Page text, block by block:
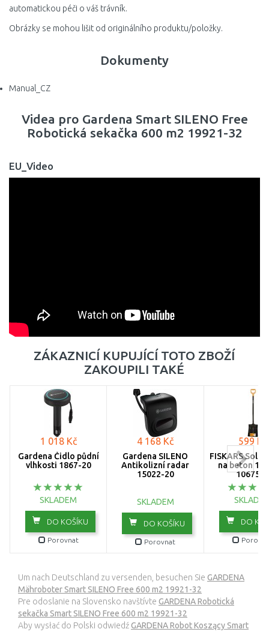
automatickou péči o váš trávník.
Obrázky se mohou lišit od originálního produktu/položky.
Dokumenty
Manual_CZ
Videa pro Gardena Smart SILENO Free
Robotická sekačka 600 m2 19921-32
EU_Video
ZÁKAZNICÍ KUPUJÍCÍ TOTO ZBOŽÍ
ZAKOUPILI TAKÉ
1 018 Kč
Gardena Čidlo půdní
vlhkosti 1867-20
SKLADEM
DO KOŠÍKU
Porovnat
4 168 Kč
Gardena SILENO
Antikolizní radar
15022-20
SKLADEM
DO KOŠÍKU
Porovnat
599 Kč
FISKARS
na beton
1067518
DO
Um nach Deutschland zu versenden, besuchen Sie GARDENA
Mähroboter Smart SILENO Free 600 m2 19921-32
Pre odoslanie na Slovensko navštívte GARDENA Robotická
sekačka Smart SILENO Free 600 m2 19921-32
Aby wysłać do Polski odwiedźGARDENA Robot Koszący Smart